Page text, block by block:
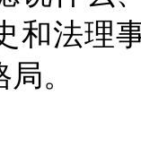
和法理
。